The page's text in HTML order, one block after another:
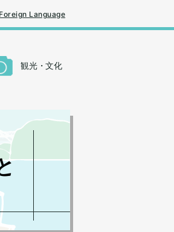
黒
更：青
Foreign Language
観光・文化